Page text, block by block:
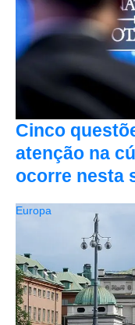
Cinco
atenção na
ocorre nesta
Europa